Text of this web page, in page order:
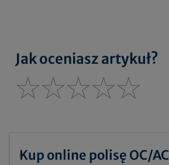
Jak oceniasz artykuł?
Kup online polisę OC/AC